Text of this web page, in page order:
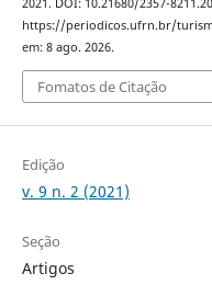
2021. DOI: 10.21680/2357-
https://periodicos.ufrn.br/
em: 8 ago. 2026.
Fomatos de Citação
Edição
v. 9 n. 2 (2021)
Seção
Artigos